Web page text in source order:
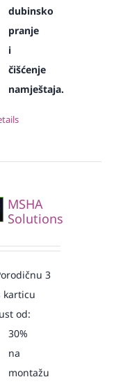
dubinsko
pranje
i
čišćenje
namještaja.
MSHA
Solutions
3
karticu
od:
30%
na
montažu